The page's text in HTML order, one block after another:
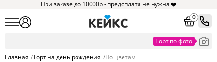
При заказе до 10000р - предоплата не нужна ❤️
0
Главная /Торт на день рождения /По цветам